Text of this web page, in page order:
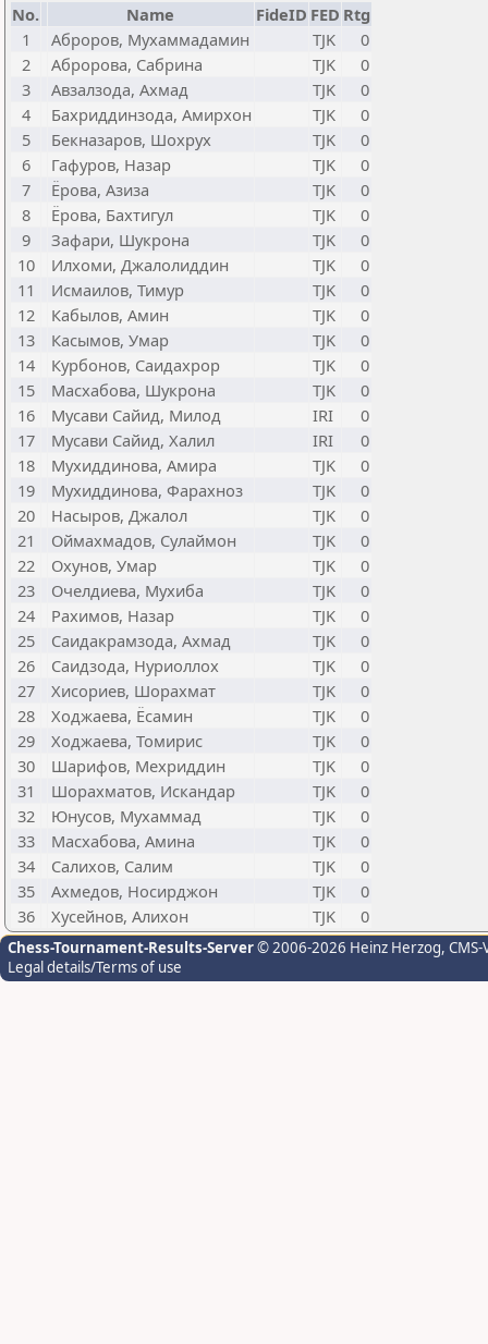
No. Name FideID FED Rtg
1
Аброров, Мухаммадамин TJK
0
2
Абророва, Сабрина TJK
0
3
Авзалзода, Ахмад TJK
0
4
Бахриддинзода, Амирхон TJK
0
5
Бекназаров, Шохрух TJK
0
6
Гафуров, Назар TJK
0
7
Ёрова, Азиза TJK
0
8
Ёрова, Бахтигул TJK
0
9
Зафари, Шукрона TJK
0
10
Илхоми, Джалолиддин TJK
0
11
Исмаилов, Тимур TJK
0
12
Кабылов, Амин TJK
0
13
Касымов, Умар TJK
0
14
Курбонов, Саидахрор TJK
0
15
Масхабова, Шукрона TJK
0
16
Мусави Сайид, Милод IRI
0
17
Мусави Сайид, Халил IRI
0
18
Мухиддинова, Амира TJK
0
19
Мухиддинова, Фарахноз TJK
0
20
Насыров, Джалол TJK
0
21
Оймахмадов, Сулаймон TJK
0
22
Охунов, Умар TJK
0
23
Очелдиева, Мухиба TJK
0
24
Рахимов, Назар TJK
0
25
Саидакрамзода, Ахмад TJK
0
26
Саидзода, Нуриоллох TJK
0
27
Хисориев, Шорахмат TJK
0
28
Ходжаева, Ёсамин TJK
0
29
Ходжаева, Томирис TJK
0
30
Шарифов, Мехриддин TJK
0
31
Шорахматов, Искандар TJK
0
32
Юнусов, Мухаммад TJK
0
33
Масхабова, Амина TJK
0
34
Салихов, Салим TJK
0
35
Ахмедов, Носирджон TJK
0
36
Хусейнов, Алихон TJK 0
Chess-Tournament-Results-Server© 2006-2026 Heinz Herzog,
Legal details/Terms of use